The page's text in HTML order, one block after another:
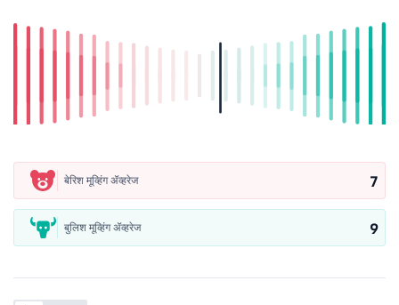
बेरिश मूव्हिंग ॲव्हरेज 7
बुलिश मूव्हिंग ॲव्हरेज 9